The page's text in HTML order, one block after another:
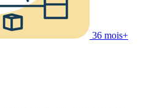
36 mois+